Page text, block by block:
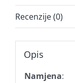
Recenzije (0)
Opis
Namjena: